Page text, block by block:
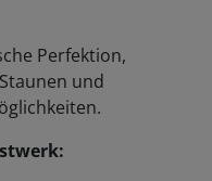
Perfektion,
und